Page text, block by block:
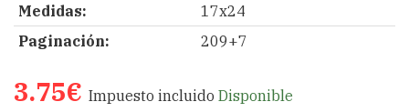
Medidas:
17x24
Paginación:
209+7
3.75€ Impuesto incluido Disponible